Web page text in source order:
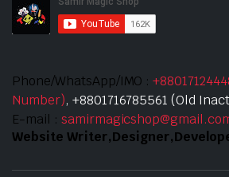
Phone/WhatsApp/IMO :
Number), +8801716785561 (Old
E-mail :
Website